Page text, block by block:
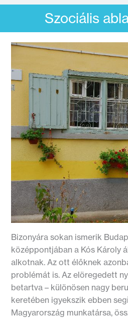
Szociális
Bizonyára sokan ismerik
középpontjában a Kós Károly
alkotnak. Az ott élőknek
problémát is. Az elöregedett
betartva – különösen nagy
keretében igyekszik ebben
Magyarország munkatársa,